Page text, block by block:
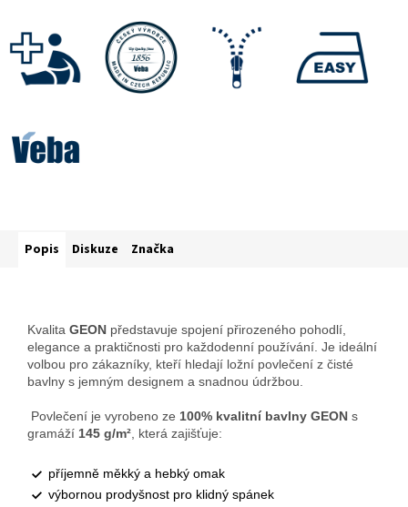
Popis Diskuze Značka
Kvalita GEON představuje spojení přirozeného pohodlí,
elegance a praktičnosti pro každodenní používání. Je ideální
volbou pro zákazníky, kteří hledají ložní povlečení z čisté
bavlny s jemným designem a snadnou údržbou.
Povlečení je vyrobeno ze 100% kvalitní bavlny GEON s
gramáží 145 g/m², která zajišťuje:
příjemně měkký a hebký omak
výbornou prodyšnost pro klidný spánek